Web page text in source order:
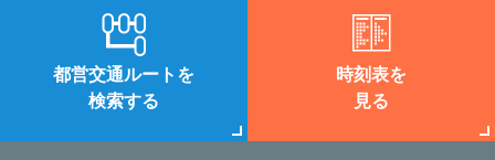
都営交通ルートを
検索する
時刻表を
見る